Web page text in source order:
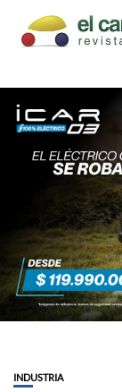
INDUSTRIA